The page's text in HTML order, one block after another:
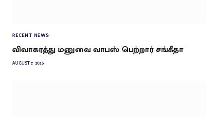
RECENT NEWS
விவாகரத்து மனுவை வாபஸ் பெற்றார் சங்கீதா
AUGUST 7, 2026